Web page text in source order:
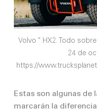
Volvo " HX2. Todo
24 de
https://
Estas son algunas de
marcarán la